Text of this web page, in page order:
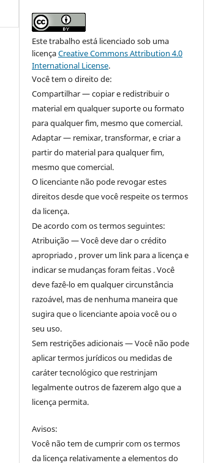
Este trabalho está licenciado sob uma
licençaCreative Commons Attribution 4.0
International License.
Você tem o direito de:
Compartilhar — copiar e redistribuir o
material em qualquer suporte ou formato
para qualquer fim, mesmo que comercial.
Adaptar — remixar, transformar, e criar a
partir do material para qualquer fim,
mesmo que comercial.
O licenciante não pode revogar estes
direitos desde que você respeite os termos
da licença.
De acordo com os termos seguintes:
Atribuição — Você deve dar o crédito
apropriado , prover um link para a licença e
indicar se mudanças foram feitas . Você
deve fazê-lo em qualquer circunstância
razoável, mas de nenhuma maneira que
sugira que o licenciante apoia você ou o
seu uso.
Sem restrições adicionais — Você não pode
aplicar termos jurídicos ou medidas de
caráter tecnológico que restrinjam
legalmente outros de fazerem algo que a
licença permita.
Avisos:
Você não tem de cumprir com os termos
da licença relativamente a elementos do